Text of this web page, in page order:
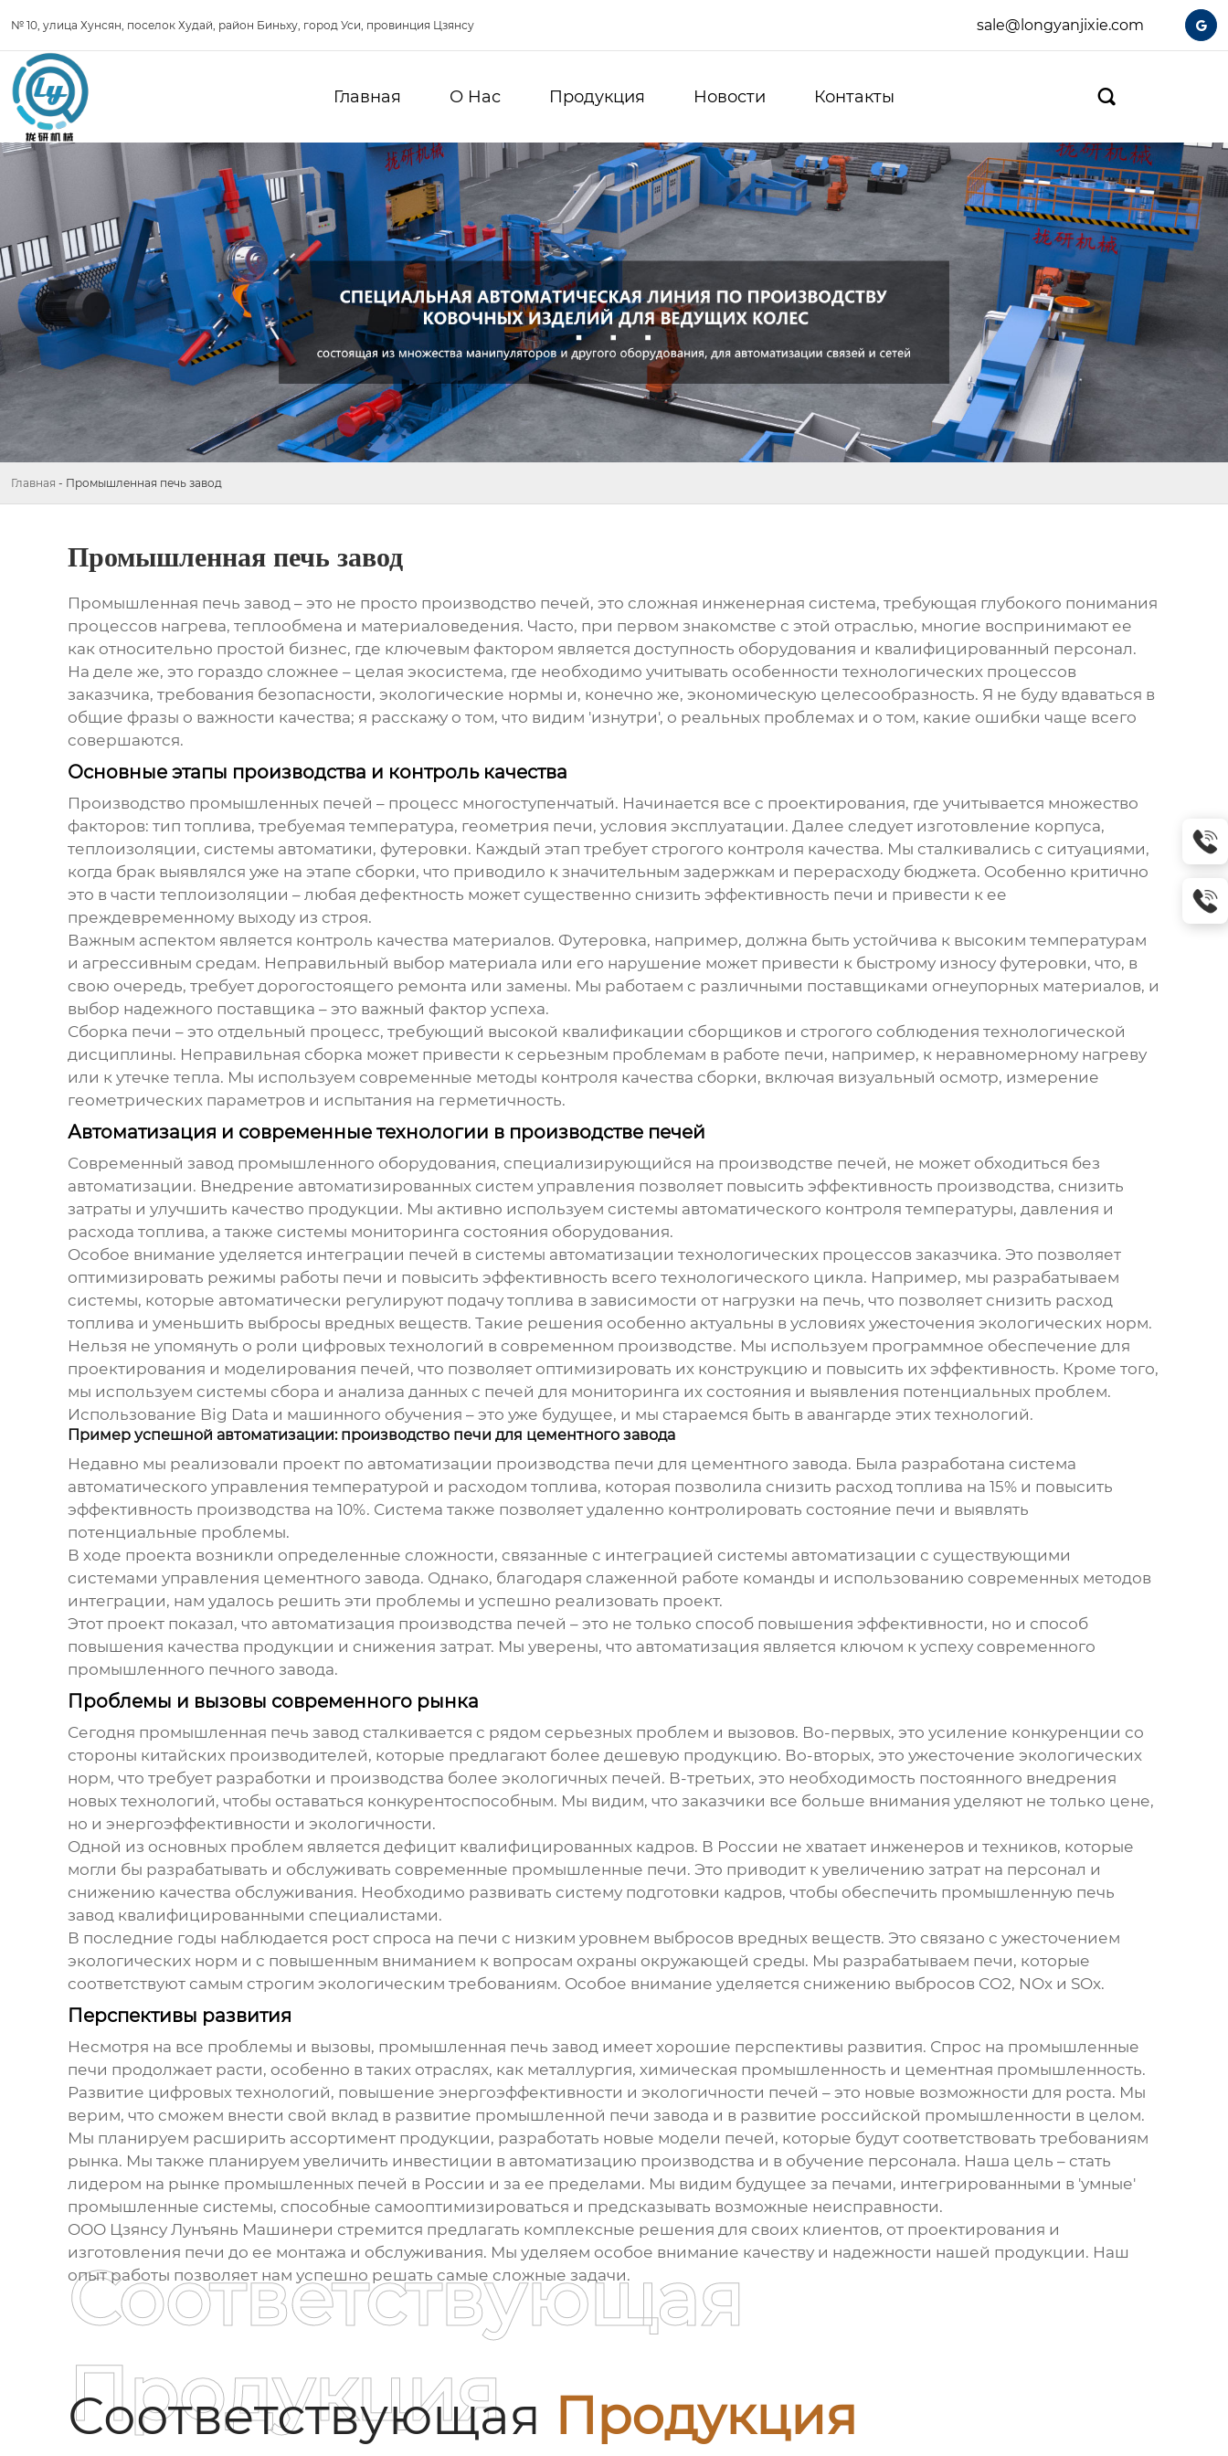
№ 10, улица Хунсян, поселок Худай, район Биньху, город Уси, провинция Цзянсу sale@longyanjixie.com 
Главная О Hас Продукция Новости Контакты 
Главная - Промышленная печь завод
Промышленная печь завод
Промышленная печь завод– это не просто производство печей, это сложная инженерная система, требующая глубокого понимания
процессов нагрева, теплообмена и материаловедения. Часто, при первом знакомстве с этой отраслью, многие воспринимают ее
как относительно простой бизнес, где ключевым фактором является доступность оборудования и квалифицированный персонал.
На деле же, это гораздо сложнее – целая экосистема, где необходимо учитывать особенности технологических процессов
заказчика, требования безопасности, экологические нормы и, конечно же, экономическую целесообразность. Я не буду вдаваться в
общие фразы о важности качества; я расскажу о том, что видим 'изнутри', о реальных проблемах и о том, какие ошибки чаще всего
совершаются.
Основные этапы производства и контроль качества
Производство промышленных печей – процесс многоступенчатый. Начинается все с проектирования, где учитывается множество
факторов: тип топлива, требуемая температура, геометрия печи, условия эксплуатации. Далее следует изготовление корпуса,
теплоизоляции, системы автоматики, футеровки. Каждый этап требует строгого контроля качества. Мы сталкивались с ситуациями,
когда брак выявлялся уже на этапе сборки, что приводило к значительным задержкам и перерасходу бюджета. Особенно критично
это в части теплоизоляции – любая дефектность может существенно снизить эффективность печи и привести к ее
преждевременному выходу из строя.
Важным аспектом является контроль качества материалов. Футеровка, например, должна быть устойчива к высоким температурам
и агрессивным средам. Неправильный выбор материала или его нарушение может привести к быстрому износу футеровки, что, в
свою очередь, требует дорогостоящего ремонта или замены. Мы работаем с различными поставщиками огнеупорных материалов, и
выбор надежного поставщика – это важный фактор успеха.
Сборка печи – это отдельный процесс, требующий высокой квалификации сборщиков и строгого соблюдения технологической
дисциплины. Неправильная сборка может привести к серьезным проблемам в работе печи, например, к неравномерному нагреву
или к утечке тепла. Мы используем современные методы контроля качества сборки, включая визуальный осмотр, измерение
геометрических параметров и испытания на герметичность.
Автоматизация и современные технологии в производстве печей
Современный завод промышленного оборудования, специализирующийся на производстве печей, не может обходиться без
автоматизации. Внедрение автоматизированных систем управления позволяет повысить эффективность производства, снизить
затраты и улучшить качество продукции. Мы активно используем системы автоматического контроля температуры, давления и
расхода топлива, а также системы мониторинга состояния оборудования.
Особое внимание уделяется интеграции печей в системы автоматизации технологических процессов заказчика. Это позволяет
оптимизировать режимы работы печи и повысить эффективность всего технологического цикла. Например, мы разрабатываем
системы, которые автоматически регулируют подачу топлива в зависимости от нагрузки на печь, что позволяет снизить расход
топлива и уменьшить выбросы вредных веществ. Такие решения особенно актуальны в условиях ужесточения экологических норм.
Нельзя не упомянуть о роли цифровых технологий в современном производстве. Мы используем программное обеспечение для
проектирования и моделирования печей, что позволяет оптимизировать их конструкцию и повысить их эффективность. Кроме того,
мы используем системы сбора и анализа данных с печей для мониторинга их состояния и выявления потенциальных проблем.
Использование Big Data и машинного обучения – это уже будущее, и мы стараемся быть в авангарде этих технологий.
Пример успешной автоматизации: производство печи для цементного завода
Недавно мы реализовали проект по автоматизации производства печи для цементного завода. Была разработана система
автоматического управления температурой и расходом топлива, которая позволила снизить расход топлива на 15% и повысить
эффективность производства на 10%. Система также позволяет удаленно контролировать состояние печи и выявлять
потенциальные проблемы.
В ходе проекта возникли определенные сложности, связанные с интеграцией системы автоматизации с существующими
системами управления цементного завода. Однако, благодаря слаженной работе команды и использованию современных методов
интеграции, нам удалось решить эти проблемы и успешно реализовать проект.
Этот проект показал, что автоматизация производства печей – это не только способ повышения эффективности, но и способ
повышения качества продукции и снижения затрат. Мы уверены, что автоматизация является ключом к успеху современного
промышленного печного завода.
Проблемы и вызовы современного рынка
Сегодня промышленная печь заводсталкивается с рядом серьезных проблем и вызовов. Во-первых, это усиление конкуренции со
стороны китайских производителей, которые предлагают более дешевую продукцию. Во-вторых, это ужесточение экологических
норм, что требует разработки и производства более экологичных печей. В-третьих, это необходимость постоянного внедрения
новых технологий, чтобы оставаться конкурентоспособным. Мы видим, что заказчики все больше внимания уделяют не только цене,
но и энергоэффективности и экологичности.
Одной из основных проблем является дефицит квалифицированных кадров. В России не хватает инженеров и техников, которые
могли бы разрабатывать и обслуживать современные промышленные печи. Это приводит к увеличению затрат на персонал и
снижению качества обслуживания. Необходимо развивать систему подготовки кадров, чтобы обеспечить промышленную печь
заводквалифицированными специалистами.
В последние годы наблюдается рост спроса на печи с низким уровнем выбросов вредных веществ. Это связано с ужесточением
экологических норм и с повышенным вниманием к вопросам охраны окружающей среды. Мы разрабатываем печи, которые
соответствуют самым строгим экологическим требованиям. Особое внимание уделяется снижению выбросов CO2, NOx и SOx.
Перспективы развития
Несмотря на все проблемы и вызовы, промышленная печь заводимеет хорошие перспективы развития. Спрос на промышленные
печи продолжает расти, особенно в таких отраслях, как металлургия, химическая промышленность и цементная промышленность.
Развитие цифровых технологий, повышение энергоэффективности и экологичности печей – это новые возможности для роста. Мы
верим, что сможем внести свой вклад в развитие промышленной печи завода и в развитие российской промышленности в целом.
Мы планируем расширить ассортимент продукции, разработать новые модели печей, которые будут соответствовать требованиям
рынка. Мы также планируем увеличить инвестиции в автоматизацию производства и в обучение персонала. Наша цель – стать
лидером на рынке промышленных печей в России и за ее пределами. Мы видим будущее за печами, интегрированными в 'умные'
промышленные системы, способные самооптимизироваться и предсказывать возможные неисправности.
ООО Цзянсу Лунъянь Машинери стремится предлагать комплексные решения для своих клиентов, от проектирования и
изготовления печи до ее монтажа и обслуживания. Мы уделяем особое внимание качеству и надежности нашей продукции. Наш
опыт работы позволяет нам успешно решать самые сложные задачи.
Соответствующая Продукция
Соответствующая
Продукция